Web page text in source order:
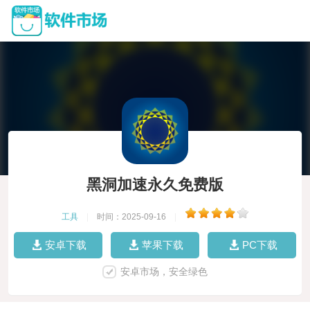
黑洞加速永久免费版
工具 时间：2025-09-16
安卓下载 苹果下载 PC下载
安卓市场，安全绿色